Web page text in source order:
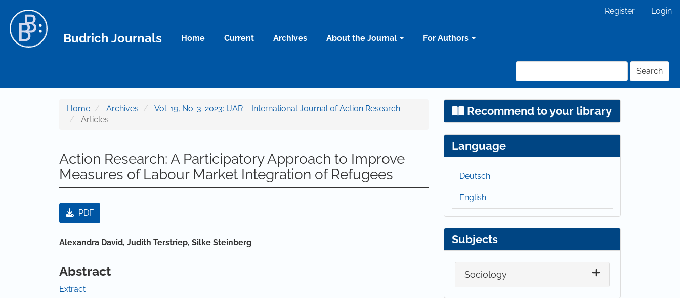
Main Content
Sidebar
Register Login
Budrich Journals Home Current Archives About the Journal For Authors
Search
Home Archives
Vol. 19, No. 3-2023: IJAR – International Journal of Action Research
Articles
Action Research: A Participatory Approach to Improve
Measures of Labour Market Integration of Refugees
Article Sidebar
PDF
Main Article Content
Alexandra David, Judith Terstriep, Silke Steinberg
Abstract
Extract
Recommend to your library
Language
Deutsch
English
Subjects
Sociology